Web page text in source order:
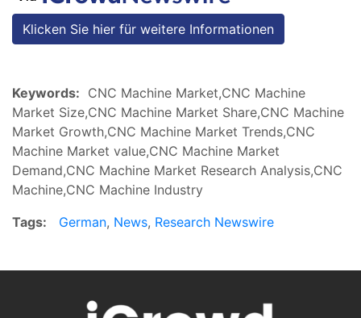
Klicken Sie hier für weitere Informationen
Keywords: CNC Machine Market,CNC Machine
Market Size,CNC Machine Market Share,CNC Machine
Market Growth,CNC Machine Market Trends,CNC
Machine Market value,CNC Machine Market
Demand,CNC Machine Market Research Analysis,CNC
Machine,CNC Machine Industry
Tags:
German, News, Research Newswire